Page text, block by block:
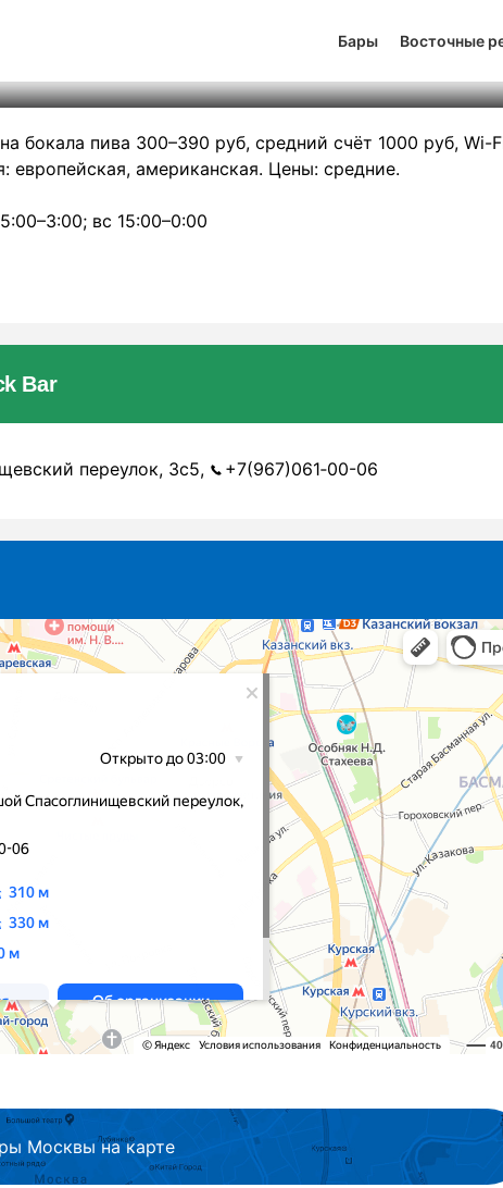
Бары Восточные
бокала пива 300–390 руб, средний счёт 1000 руб, Wi-
европейская, американская. Цены: средние.
вс 15:00–0:00
Bar
переулок, 3с5, +7(967)061‑00-06
Москвы на карте